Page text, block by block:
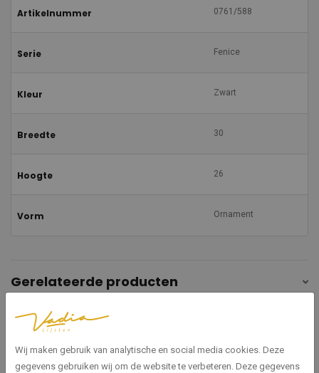
Artikelnummer 0761/588
Serie Fenice
Kleur Zwart
Breedte 30
Hoogte 26
Vorm Ornament
Gerelateerde producten
Wij maken gebruik van analytische en social media cookies. Deze
gegevens gebruiken wij om de website te verbeteren. Deze gegevens